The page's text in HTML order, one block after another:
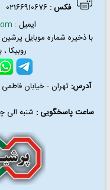
فکس:
02166910676
ایمیل :
با ذخیره شماره موبایل
روبیکا
آدرس:
ساعت پاسخگویی :